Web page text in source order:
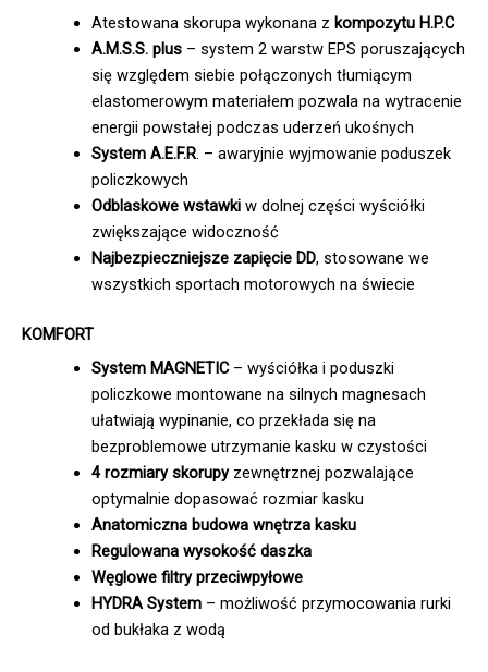
Atestowana skorupa wykonana z kompozytu H.P.C
A.M.S.S. plus – system 2 warstw EPS poruszających
się względem siebie połączonych tłumiącym
elastomerowym materiałem pozwala na wytracenie
energii powstałej podczas uderzeń ukośnych
System A.E.F.R. – awaryjnie wyjmowanie poduszek
policzkowych
Odblaskowe wstawkiw dolnej części wyściółki
zwiększające widoczność
Najbezpieczniejsze zapięcie DD, stosowane we
wszystkich sportach motorowych na świecie
KOMFORT
System MAGNETIC – wyściółka i poduszki
policzkowe montowane na silnych magnesach
ułatwiają wypinanie, co przekłada się na
bezproblemowe utrzymanie kasku w czystości
4 rozmiary skorupy zewnętrznej pozwalające
optymalnie dopasować rozmiar kasku
Anatomiczna budowa wnętrza kasku
Regulowana wysokość daszka
Węglowe filtry przeciwpyłowe
HYDRA System – możliwość przymocowania rurki
od bukłaka z wodą